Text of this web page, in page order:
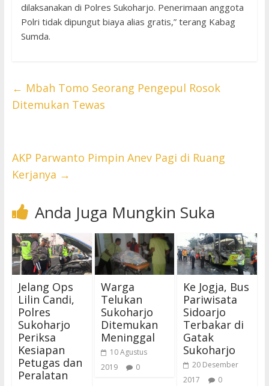
dilaksanakan di Polres Sukoharjo. Penerimaan anggota
Polri tidak dipungut biaya alias gratis,” terang Kabag
Sumda.
← Mbah Tomo Seorang Pengepul Rosok
Ditemukan Tewas
AKP Parwanto Pimpin Anev Pagi di Ruang
Kerjanya →
Anda Juga Mungkin Suka
Jelang Ops
Lilin Candi,
Polres
Sukoharjo
Periksa
Kesiapan
Petugas dan
Peralatan
Warga
Telukan
Sukoharjo
Ditemukan
Meninggal
10 Agustus
2019
0
Ke Jogja, Bus
Pariwisata
Sidoarjo
Terbakar di
Gatak
Sukoharjo
20 Desember
2017
0